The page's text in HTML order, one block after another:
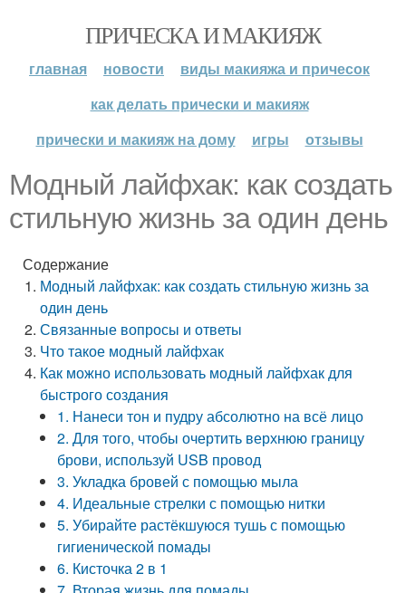
ПРИЧЕСКА И МАКИЯЖ
главная новости
виды макияжа и причесок
как делать прически и макияж
прически и макияж на дому
игры отзывы
Модный лайфхак: как создать
стильную жизнь за один день
Содержание
Модный лайфхак: как создать стильную жизнь за
один день
Связанные вопросы и ответы
Что такое модный лайфхак
Как можно использовать модный лайфхак для
быстрого создания
1. Нанеси тон и пудру абсолютно на всё лицо
2. Для того, чтобы очертить верхнюю границу
брови, используй USB провод
3. Укладка бровей с помощью мыла
4. Идеальные стрелки с помощью нитки
5. Убирайте растёкшуюся тушь с помощью
гигиенической помады
6. Кисточка 2 в 1